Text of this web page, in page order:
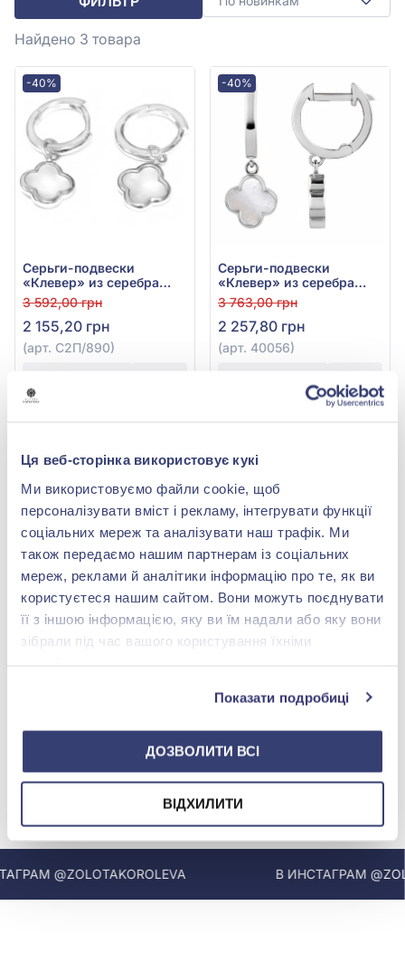
Ця веб-сторінка використовує кукі
Ми використовуємо файли cookie, щоб
персоналізувати вміст і рекламу, інтегрувати функції
соціальних мереж та аналізувати наш трафік. Ми
також передаємо нашим партнерам із соціальних
мереж, реклами й аналітики інформацію про те, як ви
користуєтеся нашим сайтом. Вони можуть поєднувати
її з іншою інформацією, яку ви їм надали або яку вони
зібрали під час вашого користування їхніми
Показати подробиці
ДОЗВОЛИТИ ВСІ
ВІДХИЛИТИ
Найдено 3 товара
-40%
Серьги-подвески
«Клевер» из серебра
925° с перламутром, арт.
С2П/890
3 592,00 грн
2 155,20 грн
(арт. С2П/890)
-40%
Серьги-подвески
«Клевер» из серебра
925° с перламутром, арт.
40056
3 763,00 грн
2 257,80 грн
(арт. 40056)
Серьги-подвески
«Клевер» из серебра
925° с перламутром, арт.
4 046,00 грн
МЫ В INSTAGRAM
@ZOLOTAKOROLEVA В ИНСТАГРАМ